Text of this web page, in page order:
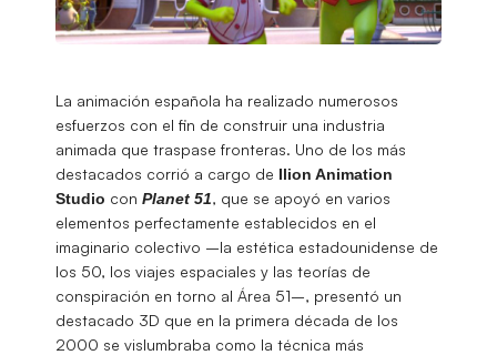
La animación española ha realizado numerosos
esfuerzos con el fin de construir una industria
animada que traspase fronteras. Uno de los más
destacados corrió a cargo de Ilion Animation
Studio con Planet 51, que se apoyó en varios
elementos perfectamente establecidos en el
imaginario colectivo –la estética estadounidense de
los 50, los viajes espaciales y las teorías de
conspiración en torno al Área 51–, presentó un
destacado 3D que en la primera década de los
2000 se vislumbraba como la técnica más